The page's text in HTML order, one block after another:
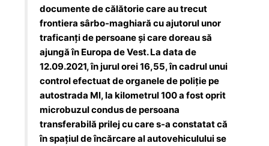
documente de călătorie care au trecut
frontiera sârbo-maghiară cu ajutorul unor
traficanţi de persoane şi care doreau să
ajungă în Europa de Vest. La data de
12.09.2021, în jurul orei 16,55, în cadrul unui
control efectuat de organele de poliţie pe
autostrada Ml, la kilometrul 100 a fost oprit
microbuzul condus de persoana
transferabilă prilej cu care s-a constatat că
în spaţiul de încărcare al autovehiculului se